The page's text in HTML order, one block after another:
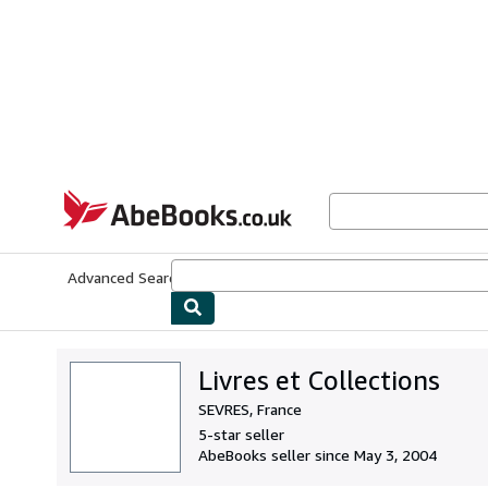
AbeBooks.co.uk
Advanced Search
Livres et Collections
SEVRES, France
5-star seller
AbeBooks seller since May 3, 2004